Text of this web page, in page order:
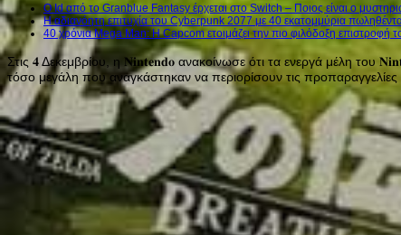
Ο Id από το Granblue Fantasy έρχεται στο Switch – Ποιος είναι ο
H αδιανόητη επιτυχία του Cyberpunk 2077 με 40 εκατομμύρια
40 χρόνια Mega Man: Η Capcom ετοιμάζει την πιο φιλόδοξη επιστροφή
Στις 𝟒 Δεκεμβρίου, η 𝐍𝐢𝐧𝐭𝐞𝐧𝐝𝐨 ανακοίνωσε ότι τα ενεργά μέλη του
τόσο μεγάλη που αναγκάστηκαν να περιορίσουν τις